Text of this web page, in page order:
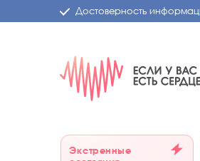
Достоверность
Экстренные